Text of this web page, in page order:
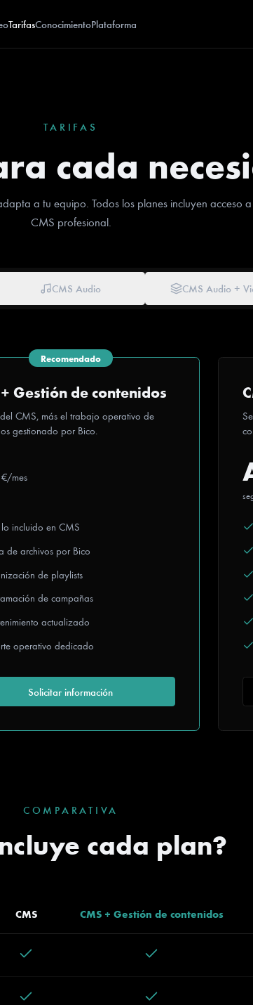
TarifasConocimientoPlataforma
TARIFAS
cada
a tu equipo. Todos los planes incluyen acceso
CMS profesional.
CMS Audio CMS Audio +
Recomendado
Gestión de contenidos
CMS, más el trabajo operativo de
gestionado por Bico.
€/mes
incluido en CMS
de archivos por Bico
de playlists
de campañas
actualizado
operativo dedicado
Solicitar información
COMPARATIVA
cada plan?
CMS CMS + Gestión de contenidos